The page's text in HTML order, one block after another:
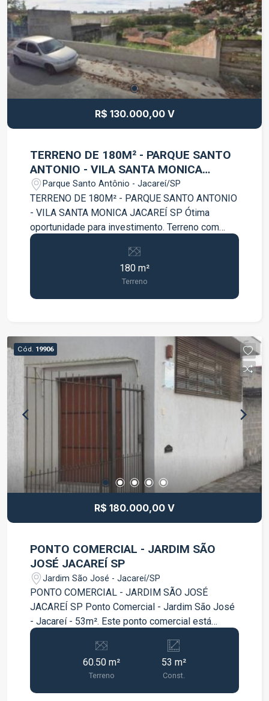
R$ 130.000,00 V
TERRENO DE 180M² - PARQUE SANTO
ANTONIO - VILA SANTA MONICA
JACAREÍ SP
Parque Santo Antônio - Jacareí/SP
TERRENO DE 180M² - PARQUE SANTO ANTONIO
- VILA SANTA MONICA JACAREÍ SP Ótima
oportunidade para investimento. Terreno com
180m², ótima localização, documentação ok;
Agende já sua visita !!!!
180 m²
Terreno
Cód. 19906
R$ 180.000,00 V
PONTO COMERCIAL - JARDIM SÃO
JOSÉ JACAREÍ SP
Jardim São José - Jacareí/SP
PONTO COMERCIAL - JARDIM SÃO JOSÉ
JACAREÍ SP Ponto Comercial - Jardim São José
- Jacareí - 53m². Este ponto comercial está
localizada no Jardim São José em Jacareí,
possui fácil acesso às principais vias da cidade.
>> ESTUDO PERMUTA << Conheça um pouco
mais das características deste imóvel. - Área do
terreno 60,50m² - Área construída 53m² - 2
60.50 m²
Terreno
53 m²
Const.